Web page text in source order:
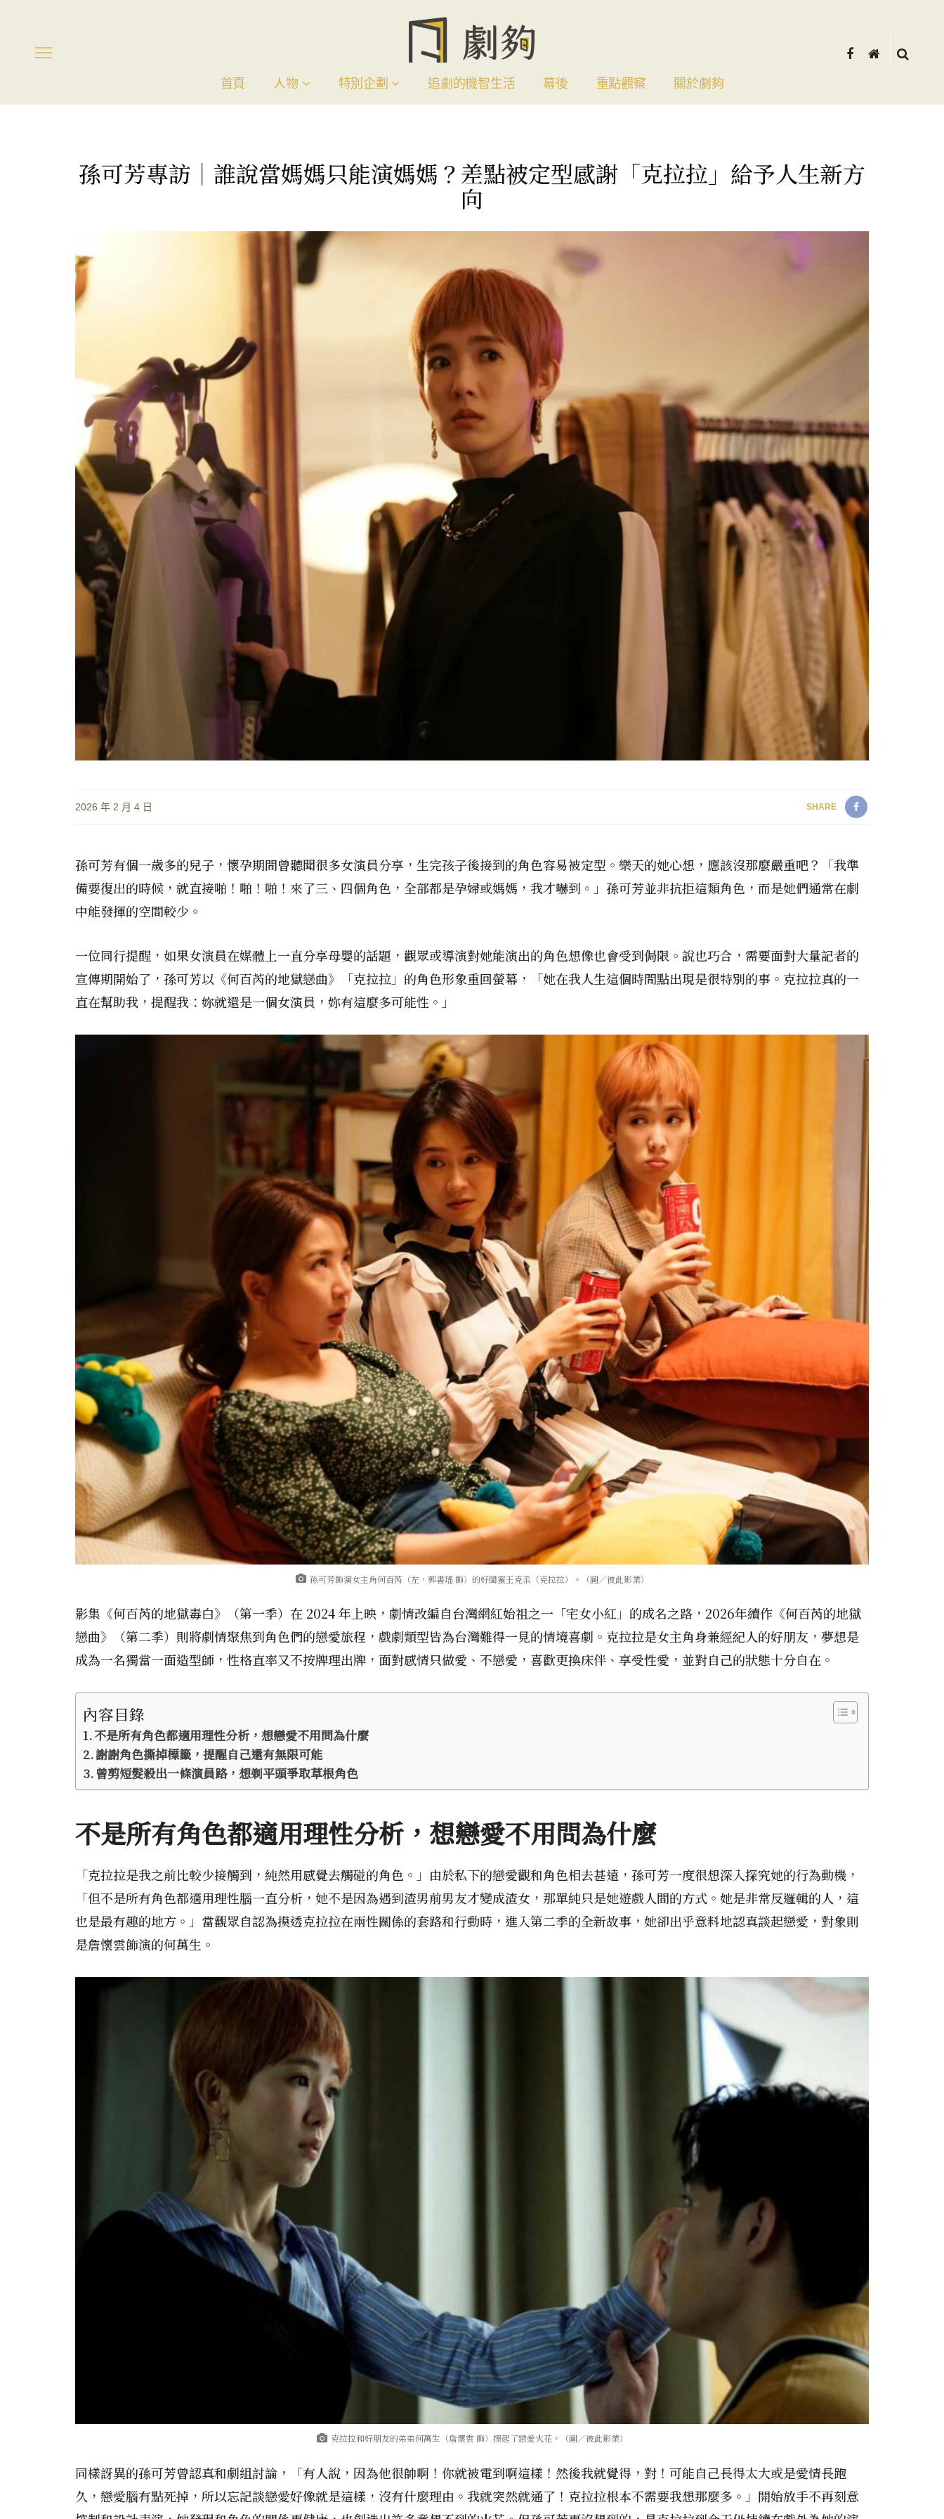
首頁 人物 特別企劃 追劇的機智生活 幕後 重點觀察 關於劇夠
孫可芳專訪｜誰說當媽媽只能演媽媽？差點被定型感謝「克拉拉」給予人生新方
向
2026 年 2 月 4 日 SHARE
孫可芳有個一歲多的兒子，懷孕期間曾聽聞很多女演員分享，生完孩子後接到的角色容易被定型。樂天的她心想，應該沒那麼嚴重吧？「我準
備要復出的時候，就直接啪！啪！啪！來了三、四個角色，全部都是孕婦或媽媽，我才嚇到。」孫可芳並非抗拒這類角色，而是她們通常在劇
中能發揮的空間較少。
一位同行提醒，如果女演員在媒體上一直分享母嬰的話題，觀眾或導演對她能演出的角色想像也會受到侷限。說也巧合，需要面對大量記者的
宣傳期開始了，孫可芳以《何百芮的地獄戀曲》「克拉拉」的角色形象重回螢幕，「她在我人生這個時間點出現是很特別的事。克拉拉真的一
直在幫助我，提醒我：妳就還是一個女演員，妳有這麼多可能性。」
孫可芳飾演女主角何百芮（左，郭書瑤 飾）的好閨蜜王克柔（克拉拉）。（圖／彼此影業）
影集《何百芮的地獄毒白》（第一季）在 2024 年上映，劇情改編自台灣網紅始祖之一「宅女小紅」的成名之路，2026年續作《何百芮的地獄
戀曲》（第二季）則將劇情聚焦到角色們的戀愛旅程，戲劇類型皆為台灣難得一見的情境喜劇。克拉拉是女主角身兼經紀人的好朋友，夢想是
成為一名獨當一面造型師，性格直率又不按牌理出牌，面對感情只做愛、不戀愛，喜歡更換床伴、享受性愛，並對自己的狀態十分自在。
內容目錄
不是所有角色都適用理性分析，想戀愛不用問為什麼
謝謝角色撕掉標籤，提醒自己還有無限可能
曾剪短髮殺出一條演員路，想剃平頭爭取草根角色
不是所有角色都適用理性分析，想戀愛不用問為什麼
「克拉拉是我之前比較少接觸到，純然用感覺去觸碰的角色。」由於私下的戀愛觀和角色相去甚遠，孫可芳一度很想深入探究她的行為動機，
「但不是所有角色都適用理性腦一直分析，她不是因為遇到渣男前男友才變成渣女，那單純只是她遊戲人間的方式。她是非常反邏輯的人，這
也是最有趣的地方。」當觀眾自認為摸透克拉拉在兩性關係的套路和行動時，進入第二季的全新故事，她卻出乎意料地認真談起戀愛，對象則
是詹懷雲飾演的何萬生。
克拉拉和好朋友的弟弟何萬生（詹懷雲 飾）擦起了戀愛火花。（圖／彼此影業）
同樣訝異的孫可芳曾認真和劇組討論，「有人說，因為他很帥啊！你就被電到啊這樣！然後我就覺得，對！可能自己長得太大或是愛情長跑
久，戀愛腦有點死掉，所以忘記談戀愛好像就是這樣，沒有什麼理由。我就突然就通了！克拉拉根本不需要我想那麼多。」開始放手不再刻意